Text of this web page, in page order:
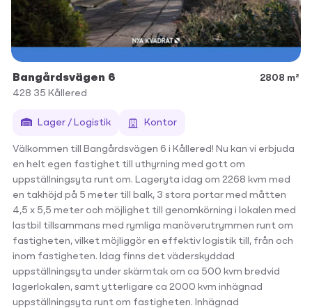
Bangårdsvägen 6
2808 m²
428 35 Kållered
Lager / Logistik Kontor
Välkommen till Bangårdsvägen 6 i Kållered! Nu kan vi erbjuda
en helt egen fastighet till uthyrning med gott om
uppställningsyta runt om. Lageryta idag om 2268 kvm med
en takhöjd på 5 meter till balk, 3 stora portar med måtten
4,5 x 5,5 meter och möjlighet till genomkörning i lokalen med
lastbil tillsammans med rymliga manöverutrymmen runt om
fastigheten, vilket möjliggör en effektiv logistik till, från och
inom fastigheten. Idag finns det väderskyddad
uppställningsyta under skärmtak om ca 500 kvm bredvid
lagerlokalen, samt ytterligare ca 2000 kvm inhägnad
uppställningsyta runt om fastigheten. Inhägnad